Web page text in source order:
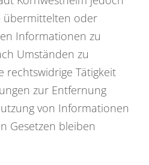
übermittelten oder
Informationen zu
Umständen zu
rechtswidrige Tätigkeit
zur Entfernung
von Informationen
Gesetzen bleiben